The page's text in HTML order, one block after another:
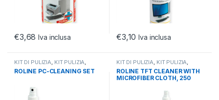
€3,68 Iva inclusa €3,10 Iva inclusa
KIT DI PULIZIA, KIT PULIZIA,
MONITOR
ROLINE PC-CLEANING SET
KIT DI PULIZIA, KIT PULIZIA,
MONITOR
ROLINE TFT CLEANER WITH
MICROFIBER CLOTH, 250